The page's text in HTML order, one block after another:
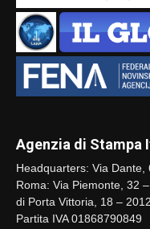
Agenzia di Stampa
Headquarters: Via
Roma: Via Piemonte, 32
di Porta Vittoria, 18 –
Partita IVA 01868790849